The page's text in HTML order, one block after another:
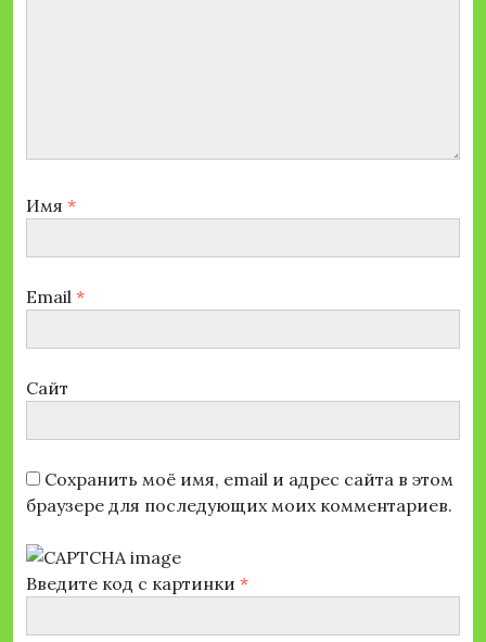
Имя *
Email *
Сайт
Сохранить моё имя, email и адрес сайта в этом
браузере для последующих моих комментариев.
Введите код с картинки *